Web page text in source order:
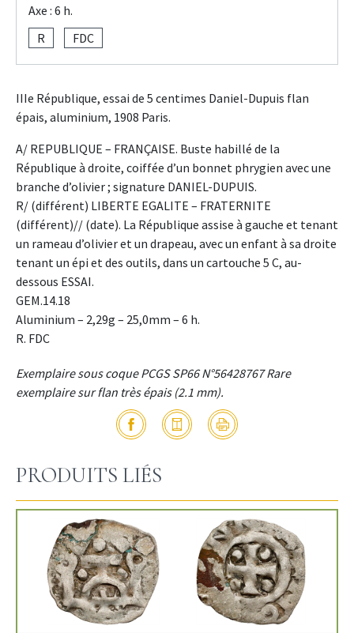
Axe : 6 h.
R
FDC
IIIe République, essai de 5 centimes Daniel-Dupuis flan
épais, aluminium, 1908 Paris.
A/ REPUBLIQUE – FRANÇAISE. Buste habillé de la
République à droite, coiffée d’un bonnet phrygien avec une
branche d’olivier ; signature DANIEL-DUPUIS.
R/ (différent) LIBERTE EGALITE – FRATERNITE
(différent)// (date). La République assise à gauche et tenant
un rameau d’olivier et un drapeau, avec un enfant à sa droite
tenant un épi et des outils, dans un cartouche 5 C, au-
dessous ESSAI.
GEM.14.18
Aluminium – 2,29g – 25,0mm – 6 h.
R. FDC
Exemplaire sous coque PCGS SP66 N°56428767 Rare
exemplaire sur flan très épais (2.1 mm).
PRODUITS LIÉS